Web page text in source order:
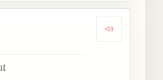
Dengarkan